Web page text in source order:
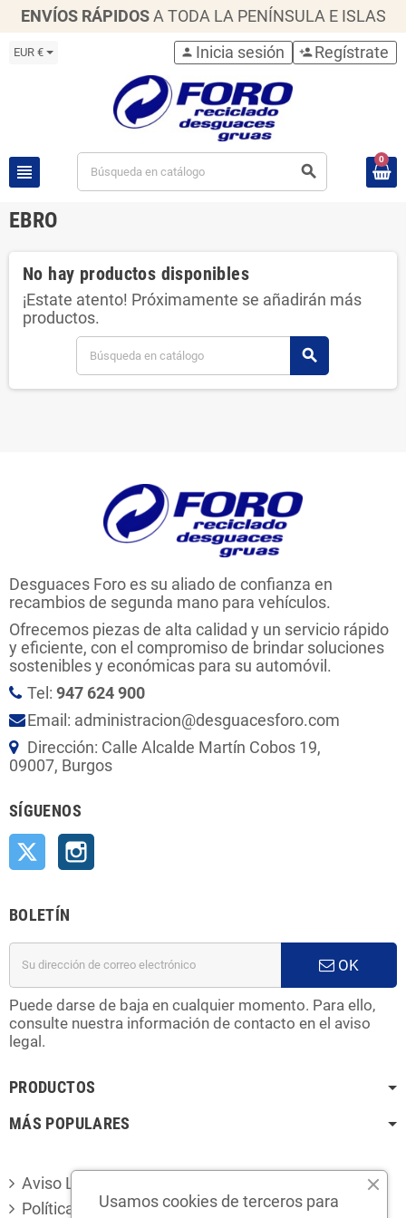
ENVÍOS RÁPIDOS A TODA LA PENÍNSULA E ISLAS
EUR €
view_headline search
person Inicia sesión person_add Regístrate
0
EBRO
No hay productos disponibles
¡Estate atento! Próximamente se añadirán más
productos.
search
Desguaces Foro es su aliado de confianza en
recambios de segunda mano para vehículos.
Ofrecemos piezas de alta calidad y un servicio rápido
y eficiente, con el compromiso de brindar soluciones
sostenibles y económicas para su automóvil.
Tel: 947 624 900
Email: administracion@desguacesforo.com
Dirección: Calle Alcalde Martín Cobos 19,
09007, Burgos
SÍGUENOS
Twitter
BOLETÍN
OK
Puede darse de baja en cualquier momento. Para ello,
consulte nuestra información de contacto en el aviso
legal.
PRODUCTOS
MÁS POPULARES
Aviso Legal
Política de privacidadUsamos cookies de terceros para